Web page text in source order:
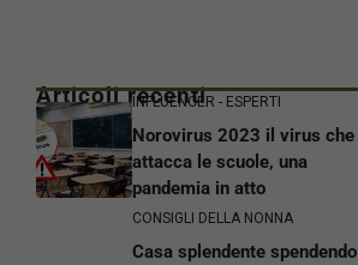
Articoli recentiINFLUENCER - ESPERTI
Norovirus 2023 il virus che
attacca le scuole, una
pandemia in atto
CONSIGLI DELLA NONNA
Casa splendente spendendo